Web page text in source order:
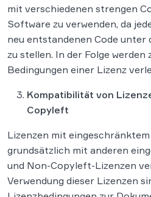
mit verschiedenen strengen
Software zu verwenden, da
neu entstandenen Code unter
zu stellen. In der Folge werden
Bedingungen einer Lizenz
Kompatibilität von
Copyleft
Lizenzen mit
grundsätzlich mit anderen
und Non-Copyleft-Lizenzen
Verwendung dieser Lizenzen